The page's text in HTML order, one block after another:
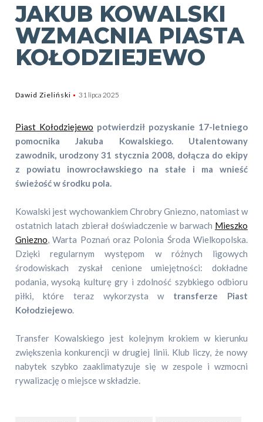
JAKUB KOWALSKI
WZMACNIA PIASTA
KOŁODZIEJEWO
Dawid Zieliński 31 lipca 2025
Piast Kołodziejewo potwierdził pozyskanie 17-letniego
pomocnika Jakuba Kowalskiego. Utalentowany
zawodnik, urodzony 31 stycznia 2008, dołącza do ekipy
z powiatu inowrocławskiego na stałe i ma wnieść
świeżość w środku pola.
Kowalski jest wychowankiem Chrobry Gniezno, natomiast w
ostatnich latach zbierał doświadczenie w barwach Mieszko
Gniezno, Warta Poznań oraz Polonia Środa Wielkopolska.
Dzięki regularnym występom w różnych ligowych
środowiskach zyskał cenione umiejętności: dokładne
podania, wysoką kulturę gry i zdolność szybkiego odbioru
piłki, które teraz wykorzysta w transferze Piast
Kołodziejewo.
Transfer Kowalskiego jest kolejnym krokiem w kierunku
zwiększenia konkurencji w drugiej linii. Klub liczy, że nowy
nabytek szybko zaaklimatyzuje się w zespole i wzmocni
rywalizację o miejsce w składzie.